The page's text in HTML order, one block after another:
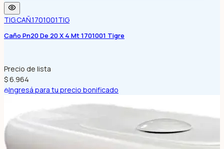
TIG.CAÑ.1701001TIG
Caño Pn20 De 20 X 4 Mt 1701001 Tigre
Precio de lista
$ 6.964
Ingresá para tu precio bonificado